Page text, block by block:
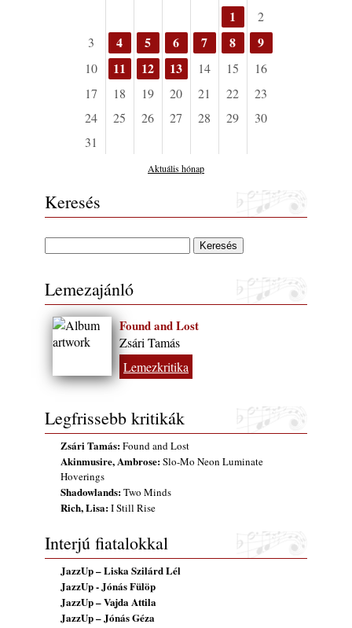
1
2
3
4 5 6 7 8 9
10 11 12 13 14 15
16
17
18 19 20 21 22
23
24
25 26 27 28 29
30
31
Aktuális hónap
Keresés
Lemezajánló
Found and Lost
Zsári Tamás
Lemezkritika
Legfrissebb kritikák
Zsári Tamás:Found and Lost
Akinmusire, Ambrose:Slo-Mo Neon Luminate
Hoverings
Shadowlands:Two Minds
Rich, Lisa:I Still Rise
Interjú fiatalokkal
JazzUp – Liska Szilárd Lél
JazzUp - Jónás Fülöp
JazzUp – Vajda Attila
JazzUp – Jónás Géza